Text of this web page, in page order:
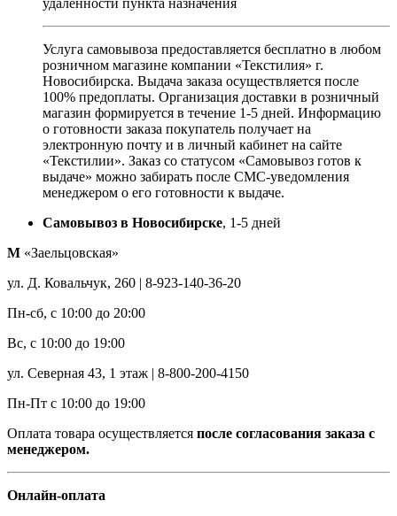
Услуга самовывоза предоставляется бесплатно в любом
розничном магазине компании «Текстилия» г.
Новосибирска. Выдача заказа осуществляется после
100% предоплаты. Организация доставки в розничный
магазин формируется в течение 1-5 дней. Информацию
о готовности заказа покупатель получает на
электронную почту и в личный кабинет на сайте
«Текстилии». Заказ со статусом «Самовывоз готов к
выдаче» можно забирать после СМС-уведомления
менеджером о его готовности к выдаче.
Самовывоз в Новосибирске, 1-5 дней
М «Заельцовская»
ул. Д. Ковальчук, 260 | 8-923-140-36-20
Пн-сб, с 10:00 до 20:00
Вс, с 10:00 до 19:00
ул. Северная 43, 1 этаж | 8-800-200-4150
Пн-Пт с 10:00 до 19:00
Оплата товара осуществляется после согласования заказа с
менеджером.
Онлайн-оплата